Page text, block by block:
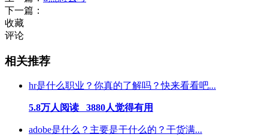
下一篇：
收藏
评论
相关推荐
hr是什么职业？你真的了解吗？快来看看吧...
5.8万人阅读 3880人觉得有用
adobe是什么？主要是干什么的？干货满...